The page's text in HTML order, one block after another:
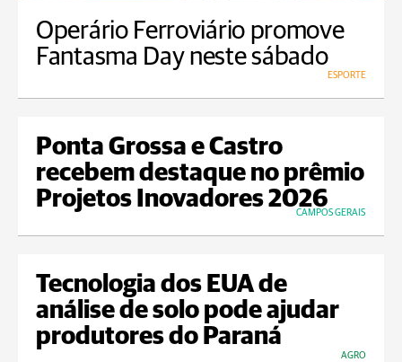
Operário Ferroviário promove
Fantasma Day neste sábado
ESPORTE
Ponta Grossa e Castro
recebem destaque no prêmio
Projetos Inovadores 2026
CAMPOS GERAIS
Tecnologia dos EUA de
análise de solo pode ajudar
produtores do Paraná
AGRO